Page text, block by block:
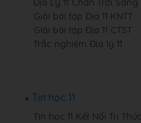
Địa Lý 11 Chân Trời Sáng
Giải bài tập Địa 11 KNTT
Giải bài tập Địa 11 CTST
Trắc nghiệm Địa lý 11
Tin học 11
Tin học 11 Kết Nối Tri Thức